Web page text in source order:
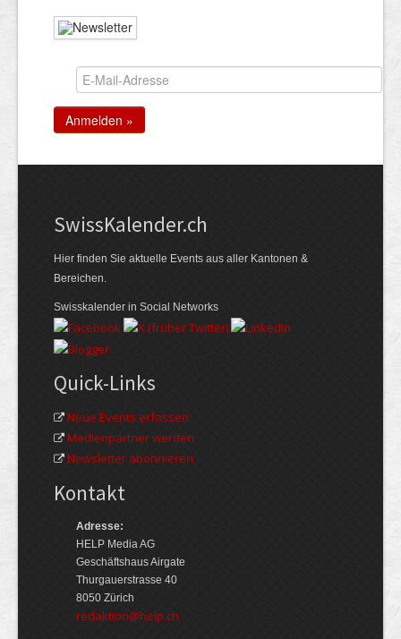
Swiss­Kalender.ch
Hier finden Sie aktuelle Events aus aller Kantonen &
Bereichen.
Swisskalender in Social Networks
Quick-Links
Neue Events erfassen
Medienpartner werden
Newsletter abonnieren
Kontakt
Adresse:
HELP Media AG
Geschäftshaus Airgate
Thurgauerstrasse 40
8050 Zürich
redaktion@help.ch